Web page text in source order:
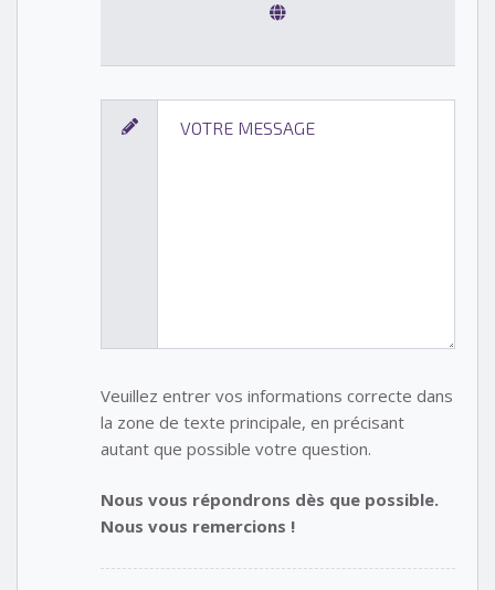
Veuillez entrer vos informations correcte dans
la zone de texte principale, en précisant
autant que possible votre question.
Nous vous répondrons dès que possible.
Nous vous remercions !